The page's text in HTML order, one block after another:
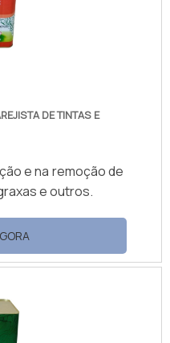
DE TINTAS E
e na remoção de
e outros.